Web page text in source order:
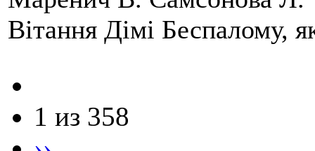
Вітання Дімі Беспалому,
1 из 358